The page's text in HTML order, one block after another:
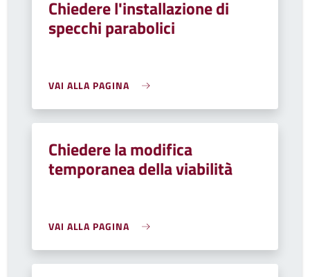
Chiedere l'installazione di
specchi parabolici
VAI ALLA PAGINA
Chiedere la modifica
temporanea della viabilità
VAI ALLA PAGINA